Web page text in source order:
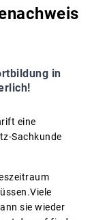
in
eine
Sachkunde
sie wieder